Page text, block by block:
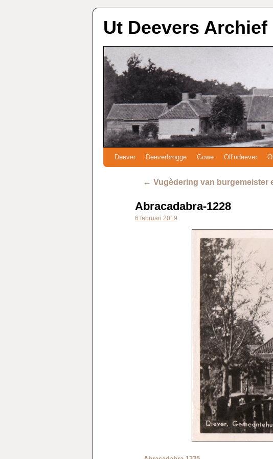
Ut Deevers Archief
Deever Deeverbrogge Gowe Oll’ndeever
← Vugèdering van burgemeister
Abracadabra-1228
6 februari 2019